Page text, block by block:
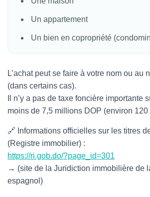
Un appartement
Un bien en copropriété
L’achat peut se faire à votre nom ou au
(dans certains cas).
Il n’y a pas de taxe foncière importante
moins de 7,5 millions DOP (environ 120
🔗 Informations officielles sur les titres
(Registre immobilier) :
https://ri.gob.do/?page_id=301
→ (site de la Juridiction immobilière de
espagnol)